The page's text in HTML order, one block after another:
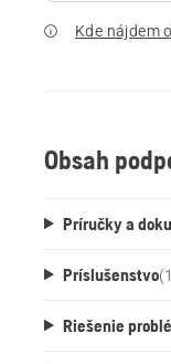
Kde nájdem
Obsah
Príručky a
Príslušenstvo(
Riešenie